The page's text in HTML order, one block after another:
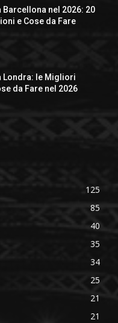
Barcellona nel 2026: 20
e Cose da Fare
Londra: le Migliori
da Fare nel 2026
125
85
40
35
34
25
21
21